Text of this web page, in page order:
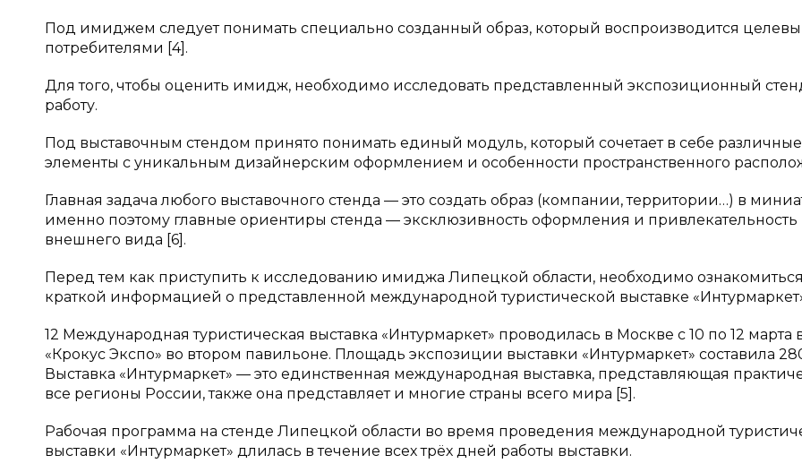
Под имиджем следует понимать специально созданный образ, который воспроизводится
потребителями [4].
Для того, чтобы оценить имидж, необходимо исследовать представленный экспозиционный
работу.
Под выставочным стендом принято понимать единый модуль, который сочетает в себе различные
элементы с уникальным дизайнерским оформлением и особенности пространственного
Главная задача любого выставочного стенда — это создать образ (компании, территории…) в
именно поэтому главные ориентиры стенда — эксклюзивность оформления и привлекательность
внешнего вида [6].
Перед тем как приступить к исследованию имиджа Липецкой области, необходимо
краткой информацией о представленной международной туристической выставке
12 Международная туристическая выставка «Интурмаркет» проводилась в Москве с 10 по 12
«Крокус Экспо» во втором павильоне. Площадь экспозиции выставки «Интурмаркет» составила
Выставка «Интурмаркет» — это единственная международная выставка, представляющая
все регионы России, также она представляет и многие страны всего мира [5].
Рабочая программа на стенде Липецкой области во время проведения международной
выставки «Интурмаркет» длилась в течение всех трёх дней работы выставки.